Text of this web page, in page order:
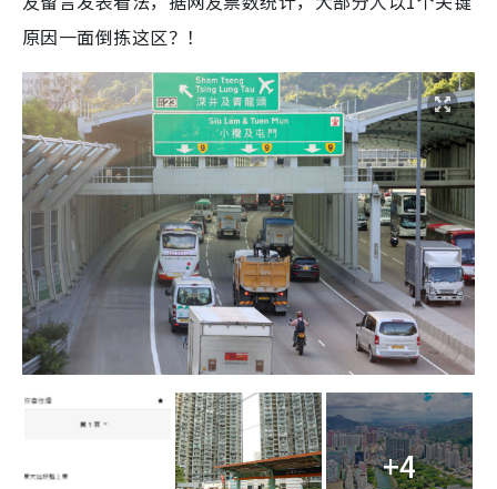
原因一面倒拣这区？！
+4